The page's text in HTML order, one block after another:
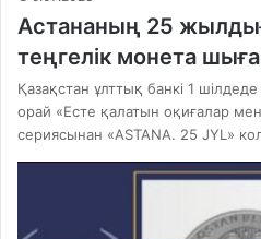
Астананың 25
теңгелік монета
Қазақстан ұлттық банкі 1
орай «Есте қалатын оқиғалар
сериясынан «ASTANA. 25 JYL»